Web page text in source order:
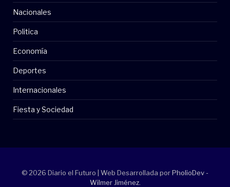
Nacionales
Politica
Economía
Deportes
Internacionales
Fiesta y Sociedad
© 2026 Diario el Futuro | Web Desarrollada porPholioDev -
Wilmer Jiménez.